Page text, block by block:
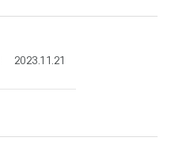
2023.11.21